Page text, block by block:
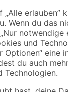
herunterladen